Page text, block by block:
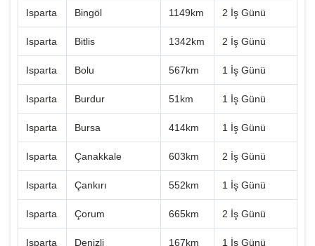
Isparta Bingöl 1149km 2 İş Günü
Isparta Bitlis 1342km 2 İş Günü
Isparta Bolu 567km 1 İş Günü
Isparta Burdur 51km 1 İş Günü
Isparta Bursa 414km 1 İş Günü
Isparta Çanakkale 603km 2 İş Günü
Isparta Çankırı 552km 1 İş Günü
Isparta Çorum 665km 2 İş Günü
Isparta Denizli 167km 1 İş Günü